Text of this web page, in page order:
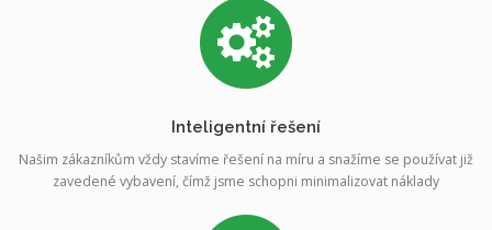
Inteligentní řešení
Našim zákazníkům vždy stavíme řešení na míru a snažíme se používat již
zavedené vybavení, čímž jsme schopni minimalizovat náklady